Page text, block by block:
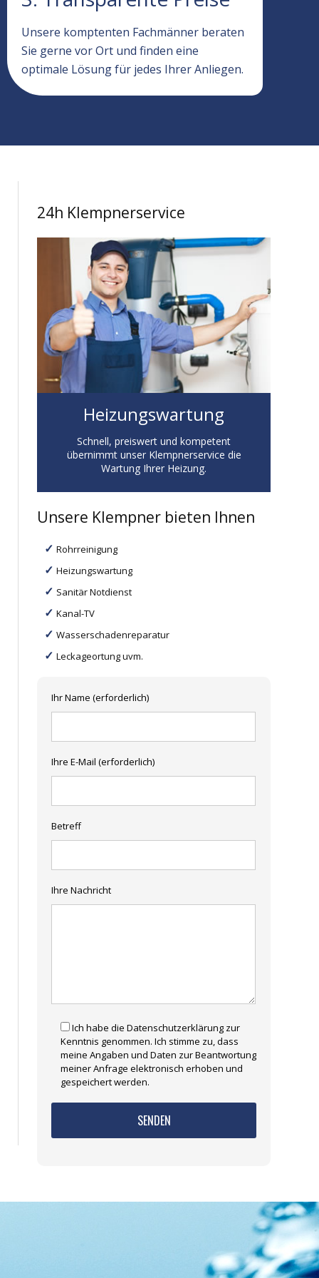
Unsere komptenten Fachmänner beraten
Sie gerne vor Ort und finden eine
optimale Lösung für jedes Ihrer Anliegen.
24h Klempnerservice
Heizungswartung
Schnell, preiswert und kompetent
übernimmt unser Klempnerservice die
Wartung Ihrer Heizung.
Unsere Klempner bieten Ihnen
Rohrreinigung
Heizungswartung
Sanitär Notdienst
Kanal-TV
Wasserschadenreparatur
Leckageortung uvm.
Ihr Name (erforderlich)
Ihre E-Mail (erforderlich)
Betreff
Ihre Nachricht
Ich habe die Datenschutzerklärung zur
Kenntnis genommen. Ich stimme zu, dass
meine Angaben und Daten zur Beantwortung
meiner Anfrage elektronisch erhoben und
gespeichert werden.